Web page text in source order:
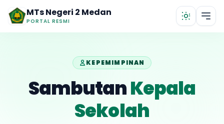
Lewati ke konten utama
MTs Negeri 2 Medan
PORTAL RESMI
KEPEMIMPINAN
SambutanKepala
Sekolah